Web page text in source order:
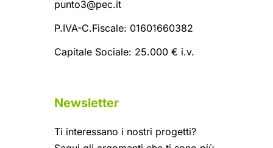
punto3@pec.it
P.IVA-C.Fiscale: 01601660382
Capitale Sociale: 25.000 € i.v.
Newsletter
Ti interessano i nostri progetti?